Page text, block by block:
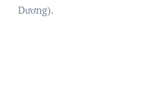
Dương).